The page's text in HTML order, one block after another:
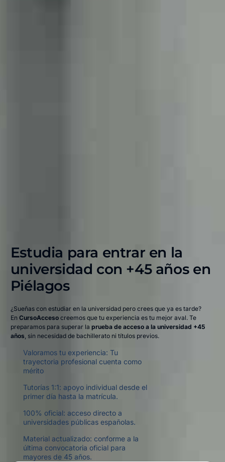
Estudia para entrar en la
universidad con +45 años en
Piélagos​
¿Sueñas con estudiar en la universidad pero crees que ya es tarde?
En CursoAccesocreemos que tu experiencia es tu mejor aval. Te
preparamos para superar la prueba de acceso a la universidad +45
años, sin necesidad de bachillerato ni títulos previos.
Valoramos tu experiencia: Tu
trayectoria profesional cuenta como
mérito
Tutorías 1:1: apoyo individual desde el
primer día hasta la matrícula.
100% oficial: acceso directo a
universidades públicas españolas.
Material actualizado: conforme a la
última convocatoria oficial para
mayores de 45 años.